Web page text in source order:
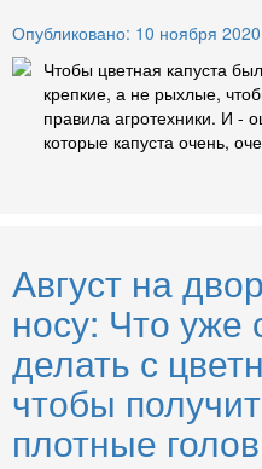
Опубликовано: 10 ноября
Чтобы цветная капуста
крепкие, а не рыхлые,
правила агротехники. И -
которые капуста очень,
Август на
носу: Что уже
делать с
чтобы
плотные